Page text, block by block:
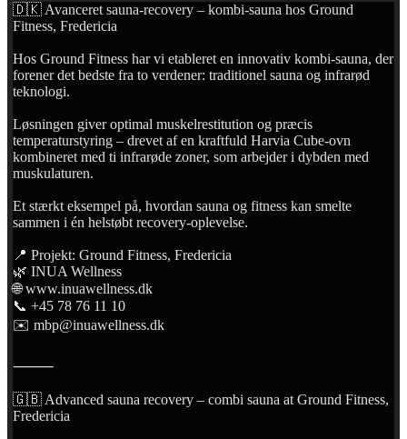
🇩🇰 Avanceret sauna-recovery – kombi-sauna hos Ground
Fitness, Fredericia
Hos Ground Fitness har vi etableret en innovativ kombi-sauna, der
forener det bedste fra to verdener: traditionel sauna og infrarød
teknologi.
Løsningen giver optimal muskelrestitution og præcis
temperaturstyring – drevet af en kraftfuld Harvia Cube-ovn
kombineret med ti infrarøde zoner, som arbejder i dybden med
muskulaturen.
Et stærkt eksempel på, hvordan sauna og fitness kan smelte
sammen i én helstøbt recovery-oplevelse.
📍 Projekt: Ground Fitness, Fredericia
🌿 INUA Wellness
🌐 www.inuawellness.dk
📞 +45 78 76 11 10
✉️ mbp@inuawellness.dk
⸻
🇬🇧 Advanced sauna recovery – combi sauna at Ground Fitness,
Fredericia